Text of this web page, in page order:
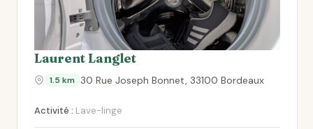
Laurent Langlet
1.5 km 30 Rue Joseph Bonnet, 33100 Bordeaux
Activité : Lave-linge